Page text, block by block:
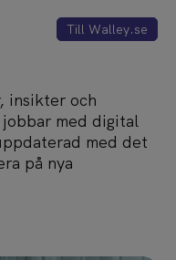
Till Walley.se
insikter och
med digital
med det
på nya